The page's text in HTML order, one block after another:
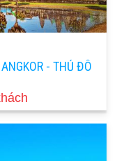
- THỦ ĐÔ